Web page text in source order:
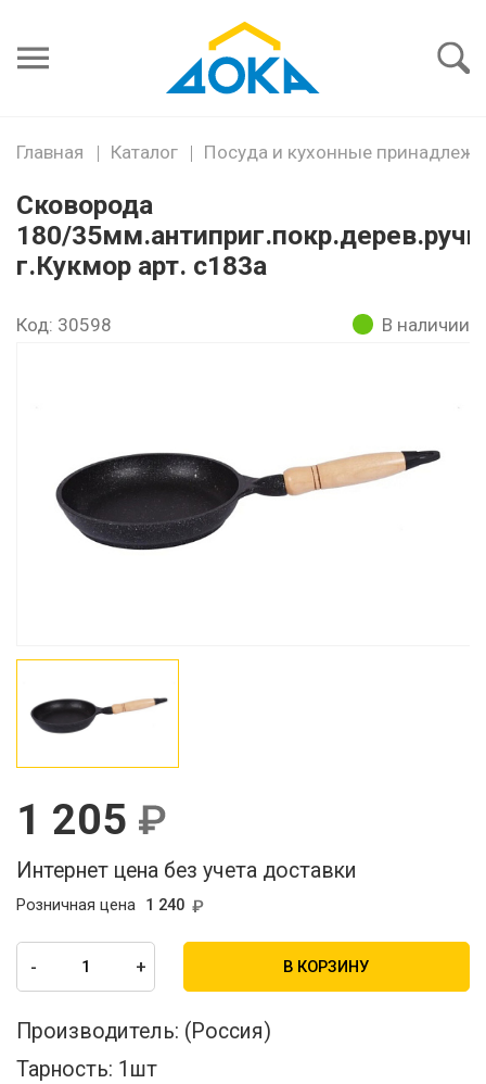
пароль
Главная Каталог Посуда и кухонные
Сковорода
180/
г.Кукмор арт. с183а
Код: 30598 В наличии
1 205
Интернет цена без учета доставки
1 240
Розничная цена
- + В КОРЗИНУ
Производитель: (Россия)
Тарность: 1шт